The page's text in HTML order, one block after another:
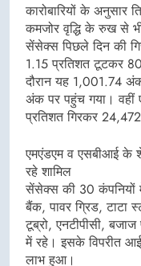
कारोबारियों के अनुसार
कमजोर वृद्धि के रुख से
सेंसेक्स पिछले दिन की
1.15 प्रतिशत टूटकर
दौरान यह 1,001.74
अंक पर पहुंच गया। वहीं
प्रतिशत गिरकर
एमएंडएम व एसबीआई के
रहे शामिल
सेंसेक्स की 30 कंपनियों में
बैंक, पावर ग्रिड, टाटा
टूब्रो, एनटीपीसी,
में रहे। इसके विपरीत
लाभ हुआ।